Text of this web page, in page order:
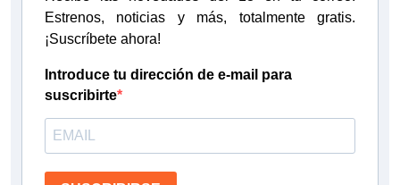
Estrenos, noticias y más, totalmente gratis.
¡Suscríbete ahora!
Introduce tu dirección de e-mail para
suscribirte